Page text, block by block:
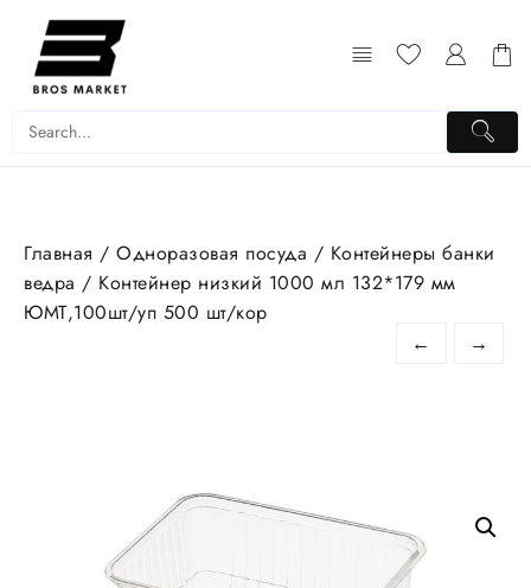
Перейти
содержимому
Главная / Одноразовая посуда / Контейнеры банки
ведра / Контейнер низкий 1000 мл 132*179 мм
ЮМТ,100шт/уп 500 шт/кор
←
→